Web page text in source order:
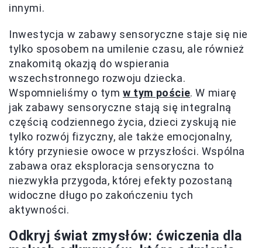
innymi.
Inwestycja w zabawy sensoryczne staje się nie
tylko sposobem na umilenie czasu, ale również
znakomitą okazją do wspierania
wszechstronnego rozwoju dziecka.
Wspomnieliśmy o tymw tym poście. W miarę
jak zabawy sensoryczne stają się integralną
częścią codziennego życia, dzieci zyskują nie
tylko rozwój fizyczny, ale także emocjonalny,
który przyniesie owoce w przyszłości. Wspólna
zabawa oraz eksploracja sensoryczna to
niezwykła przygoda, której efekty pozostaną
widoczne długo po zakończeniu tych
aktywności.
Odkryj świat zmysłów: ćwiczenia dla